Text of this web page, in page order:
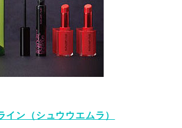
イン（シュウウエムラ）